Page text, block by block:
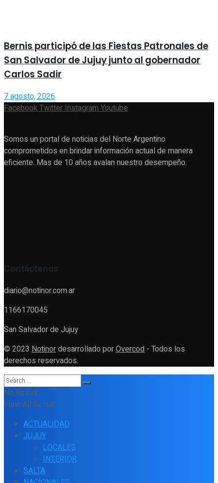
Bernis participó de las Fiestas Patronales de
San Salvador de Jujuy junto al gobernador
Carlos Sadir
7 agosto, 2026
FacebookTwitterInstagramYoutube
Somos un portal de noticias del Norte Argentino
comprometidos en brindar información actual de manera
eficiente. Mas de 10 años avalan nuestro desempeño.
Contáctenos
diario@notinor.com.ar
1166170045
San Salvador de Jujuy
© 2023 Notinordesarrollado porOvercod - Todos los
derechos reservados.
No Result
View All Result
ACTUALIDAD
JUJUY
LOCALES
INTERIOR
SALTA